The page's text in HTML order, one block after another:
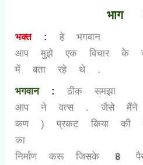
भाग
भक्त :हे भगवान
आप मुझे एक विचार के
में बता रहे थे .
भगवान :ठीक समझा
आप ने वत्स . जैसे मैंने एक
कण ) प्रकट किया की
का
निर्माण करू जिसके
8